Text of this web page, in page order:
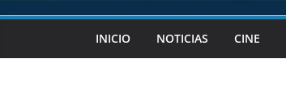
INICIO NOTICIAS CINE